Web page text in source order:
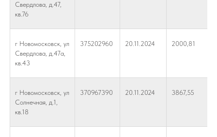
Свердлова, д.47,
кв.76
г Новомосковск, ул
Свердлова, д.47а,
кв.43
375202960 20.11.2024 2000,81
г Новомосковск, ул
Солнечная, д.1,
кв.18
370967390 20.11.2024 3867,55